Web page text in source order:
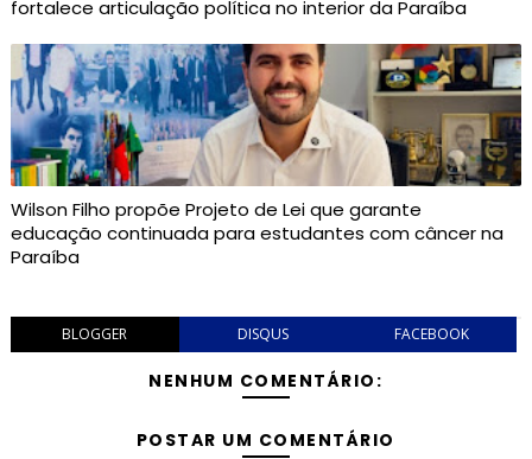
fortalece articulação política no interior da Paraíba
Wilson Filho propõe Projeto de Lei que garante
educação continuada para estudantes com câncer na
Paraíba
BLOGGER DISQUS FACEBOOK
NENHUM COMENTÁRIO:
POSTAR UM COMENTÁRIO